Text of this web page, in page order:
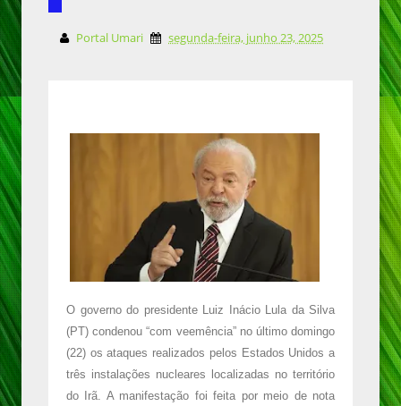
Portal Umari segunda-feira, junho 23, 2025
O governo do presidente Luiz Inácio Lula da Silva
(PT) condenou “com veemência” no último domingo
(22) os ataques realizados pelos Estados Unidos a
três instalações nucleares localizadas no território
do Irã. A manifestação foi feita por meio de nota